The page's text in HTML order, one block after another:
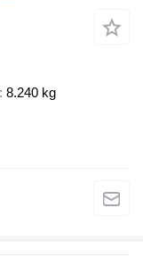
8.240 kg